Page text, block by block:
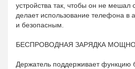
устройства так, чтобы он не мешал
делает использование телефона в
и безопасным.
БЕСПРОВОДНАЯ ЗАРЯДКА
Держатель поддерживает функцию